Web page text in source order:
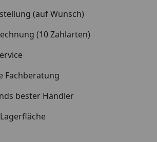
(auf Wunsch)
(10 Zahlarten)
Fachberatung
bester Händler